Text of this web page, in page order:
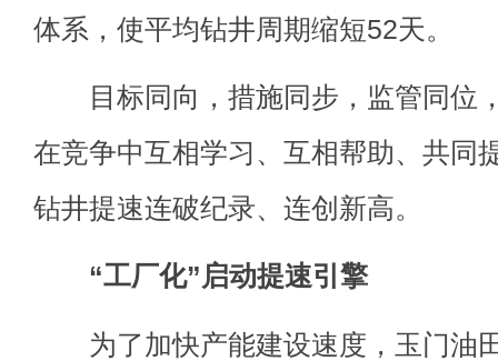
体系，使平均钻井周期缩短52天。
目标同向，措施同步，监管同位
在竞争中互相学习、互相帮助、共同
钻井提速连破纪录、连创新高。
“工厂化”启动提速引擎
为了加快产能建设速度，玉门油